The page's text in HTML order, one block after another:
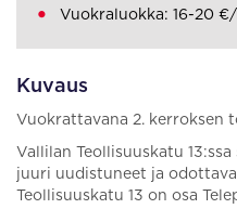
Kuvaus
Vuokrattavana 2. kerroksen
Vallilan Teollisuuskatu
juuri uudistuneet ja
Teollisuuskatu 13 on osa
Vuokraluokka: 16-20